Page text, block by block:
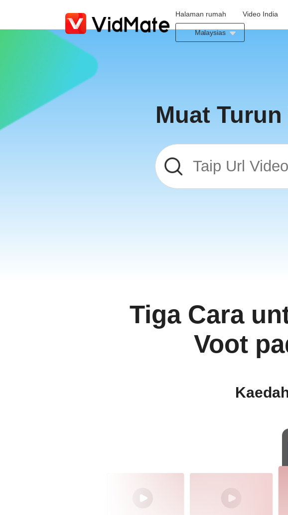
Halaman rumah Video India
Malaysias
Français
Türkçe
Malaysia
Việt Nam
ภาษาไทย
Muat
Tiga Cara
Voot